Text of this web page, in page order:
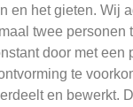
en het gieten. Wij
twee personen
door met een
te
en bewerkt.